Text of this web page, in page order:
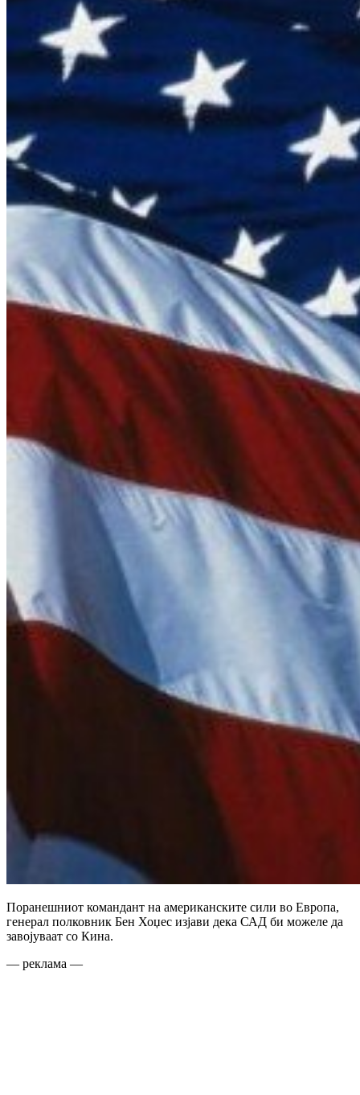
Поранешниот командант на американските сили во Европа,
генерал полковник Бен Хоџес изјави дека САД би можеле да
завојуваат со Кина.
— реклама —